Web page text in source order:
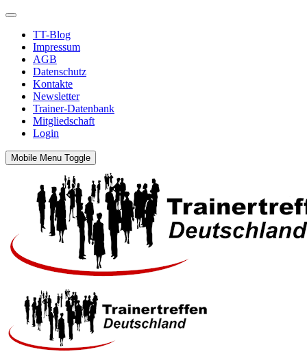
TT-Blog
Impressum
AGB
Datenschutz
Kontakte
Newsletter
Trainer-Datenbank
Mitgliedschaft
Login
Mobile Menu Toggle